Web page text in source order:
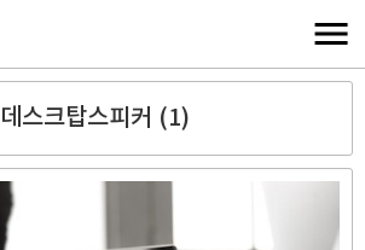
데스크탑스피커 (1)